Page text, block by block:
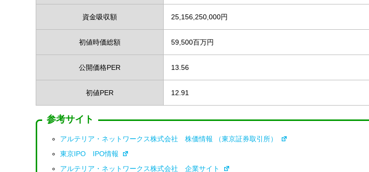
資金吸収額 25,156,250,000円
初値時価総額 59,500百万円
公開価格PER 13.56
初値PER 12.91
参考サイト
アルテリア・ネットワークス株式会社 株価情報 （東京証券取引所）
東京IPO IPO情報
アルテリア・ネットワークス株式会社 企業サイト